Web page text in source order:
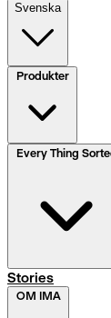
Svenska
Produkter
Stories
OM IMA